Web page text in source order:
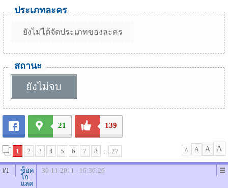
ประเภทละคร
ยังไม่ได้จัดประเภทของละคร
สถานะ
ยังไม่จบ
21 139
1 2 3 4 5 6 7 8 ... 27 A A A A
#1
ช็อค
โก
แลค
30-11-2011 - 16:36:26